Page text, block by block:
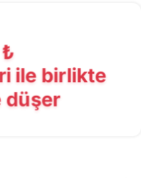
ile birlikte
düşer